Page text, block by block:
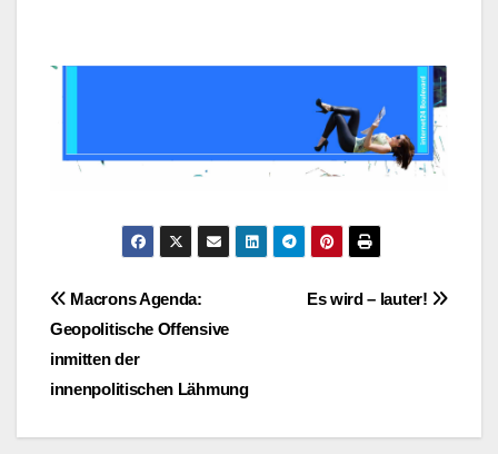
Post
navigation
Es wird – lauter!
Macrons Agenda:
Geopolitische Offensive
inmitten der
innenpolitischen Lähmung